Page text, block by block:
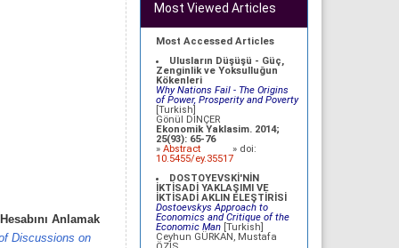
Anlamak
Discussions on
Most Viewed Articles
Most Accessed Articles
Ulusların Düşüşü - Güç,
Zenginlik ve Yoksulluğun
Kökenleri
Why Nations Fail - The Origins
of Power, Prosperity and Poverty
[Turkish]
Gönül DİNÇER
Ekonomik Yaklasim. 2014;
25(93): 65-76
» Abstract
» doi:
10.5455/ey.35517
DOSTOYEVSKİ'NİN
İKTİSADİ YAKLAŞIMI VE
İKTİSADİ AKLIN ELEŞTİRİSİ
Dostoevskys Approach to
Economics and Critique of the
Economic Man[Turkish]
Ceyhun GÜRKAN, Mustafa